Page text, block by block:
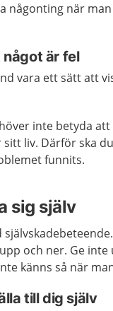
någonting när
är fel
vara ett sätt att
inte betyda
liv. Därför ska
funnits.
sig själv
och ner. Ge
känns så när
till dig själv